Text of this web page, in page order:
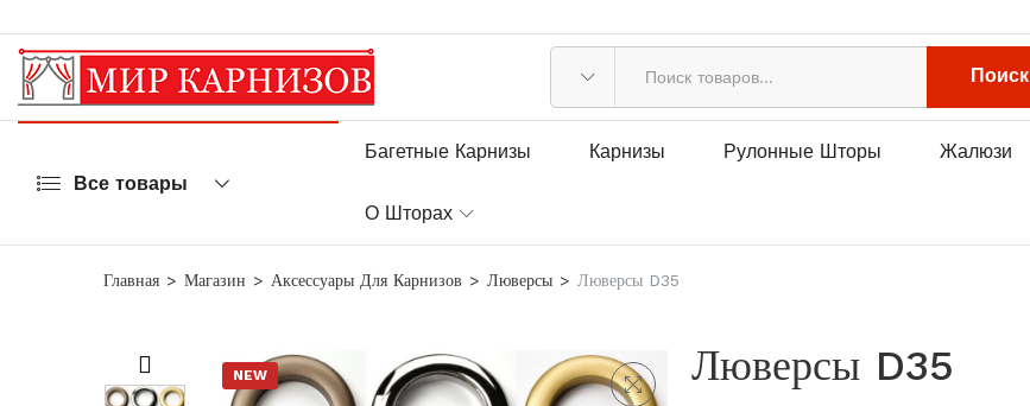
Поиск
Все товары
Багетные Карнизы Карнизы Рулонные Шторы Жалюзи
О Шторах
Главная Магазин Аксессуары Для Карнизов Люверсы Люверсы D35
Люверсы D35
NEW